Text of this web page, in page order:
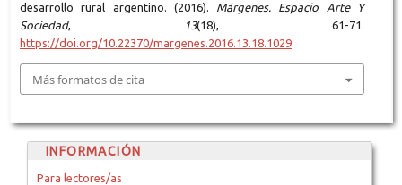
desarrollo rural argentino. (2016). Márgenes. Espacio Arte Y
Sociedad, 13(18), 61-71.
https://doi.org/10.22370/margenes.2016.13.18.1029
Más formatos de cita
INFORMACIÓN
Para lectores/as